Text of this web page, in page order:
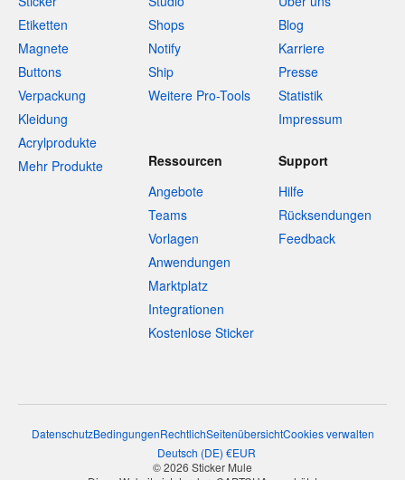
Etiketten
Magnete
Buttons
Verpackung
Kleidung
Acrylprodukte
Mehr Produkte
Shops
Notify
Ship
Weitere Pro-Tools
Blog
Karriere
Presse
Statistik
Impressum
Ressourcen
Angebote
Teams
Vorlagen
Anwendungen
Marktplatz
Integrationen
Kostenlose Sticker
Support
Hilfe
Rücksendungen
Feedback
DatenschutzBedingungenRechtlichSeitenübersichtCookies verwalten
Deutsch (DE) €EUR
© 2026 Sticker Mule